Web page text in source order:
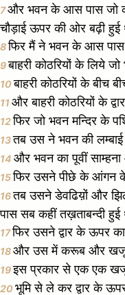
7और भवन के आस पास जो
चौड़ाई ऊपर की ओर बढ़ी
8फिर मैं ने भवन के आस पास
9बाहरी कोठरियों के लिये
10बाहरी कोठरियों के बीच
11और बाहरी कोठरियों के
12फिर जो भवन मन्दिर के
13तब उस ने भवन की लम्बाई
14 और भवन का पूवीं
15फिर उसने पीछे के आंगन के
16तब उसने डेवढिय़ों और
पास सब कहीं तख़ताबन्दी हुई
17फिर उसने द्वार के ऊपर
18और उस में करूब और खजूर
19इस प्रकार से एक एक
20भूमि से ले कर द्वार के